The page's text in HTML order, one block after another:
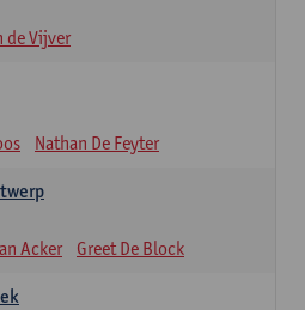
de Vijver
Nathan De Feyter
Acker Greet De Block